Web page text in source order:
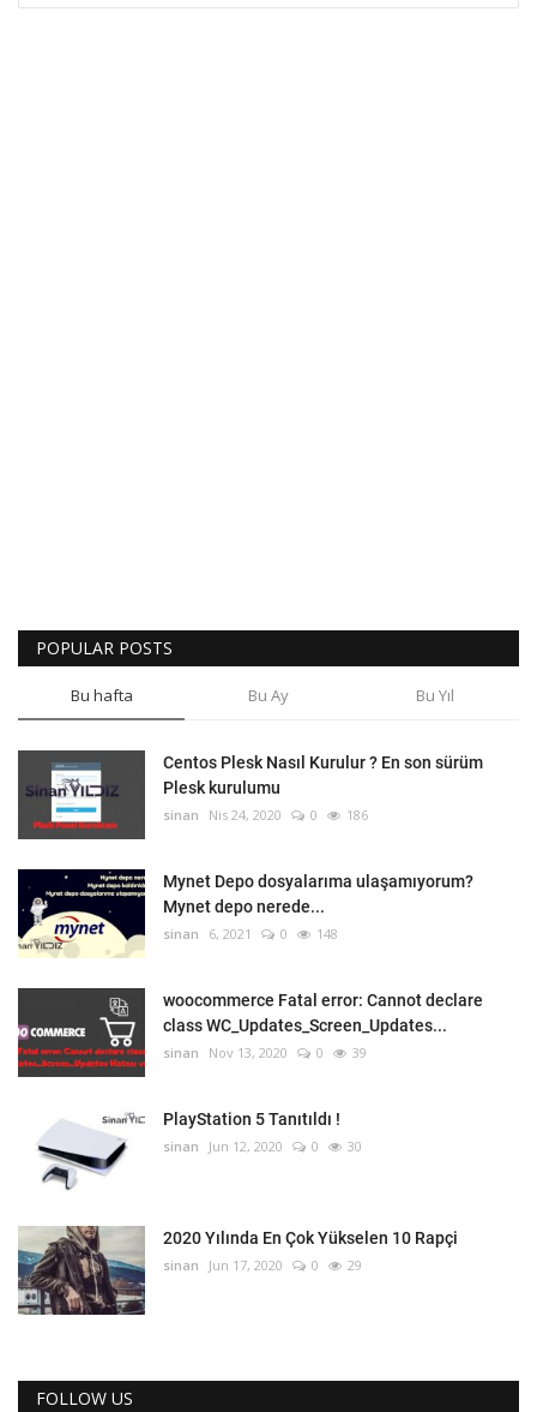
POPULAR POSTS
Bu hafta Bu Ay Bu Yıl
Centos Plesk Nasıl Kurulur ? En son sürüm
Plesk kurulumu
sinan Nis 24, 2020 0 186
Mynet Depo dosyalarıma ulaşamıyorum?
Mynet depo nerede...
sinan 6, 2021 0 148
woocommerce Fatal error: Cannot declare
class WC_Updates_Screen_Updates...
sinan Nov 13, 2020 0 39
PlayStation 5 Tanıtıldı !
sinan Jun 12, 2020 0 30
2020 Yılında En Çok Yükselen 10 Rapçi
sinan Jun 17, 2020 0 29
FOLLOW US